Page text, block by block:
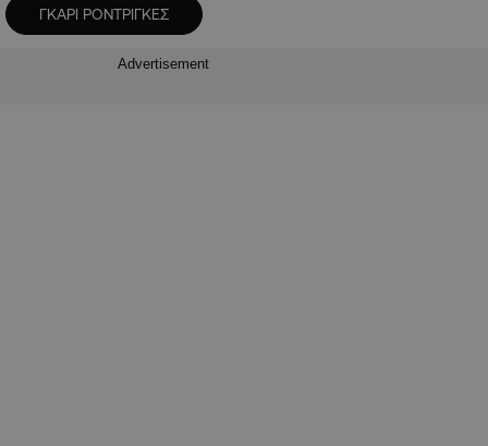
ΓΚΑΡΙ ΡΟΝΤΡΙΓΚΕΣ
Advertisement